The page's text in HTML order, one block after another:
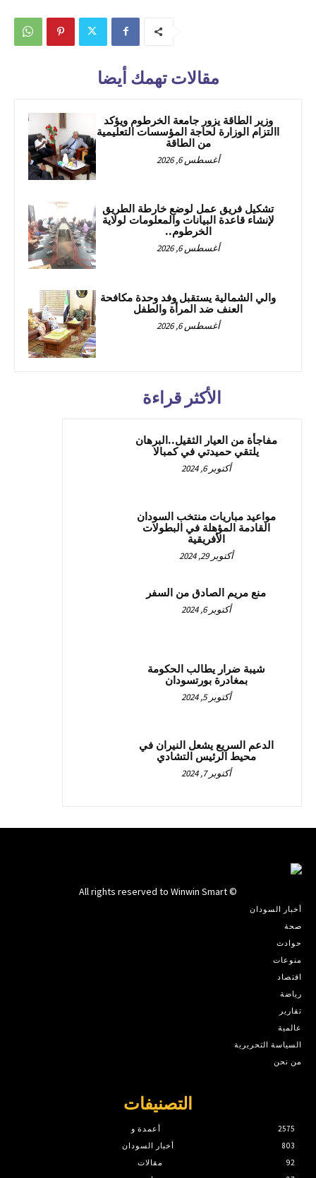
مقالات تهمك أيضا
وزير الطاقة يزور جامعة الخرطوم ويؤكد
االتزام الوزارة لحاجة المؤسسات التعليمية
من الطاقة
أغسطس 6, 2026
تشكيل فريق عمل لوضع خارطة الطريق
لإنشاء قاعدة البيانات والمعلومات لولاية
الخرطوم..
أغسطس 6, 2026
والي الشمالية يستقبل وفد وحدة مكافحة
العنف ضد المرأة والطفل
أغسطس 6, 2026
الأكثر قراءة
مفاجأة من العيار الثقيل..البرهان
يلتقي حميدتي في كمبالا
أكتوبر 6, 2024
مواعيد مباريات منتخب السودان
القادمة المؤهلة في البطولات
الأفريقية
أكتوبر 29, 2024
منع مريم الصادق من السفر
أكتوبر 6, 2024
شيبة ضرار يطالب الحكومة
بمغادرة بورتسودان
أكتوبر 5, 2024
الدعم السريع يشعل النيران في
محيط الرئيس التشادي
أكتوبر 7, 2024
© All rights reserved to Winwin Smart
أخبار السودان
صحة
حوادث
منوعات
اقتصاد
رياضة
تقارير
عالمية
السياسة التحريرية
من نحن
التصنيفات
أعمدة و
2575
أخبار السودان
803
مقالات
92